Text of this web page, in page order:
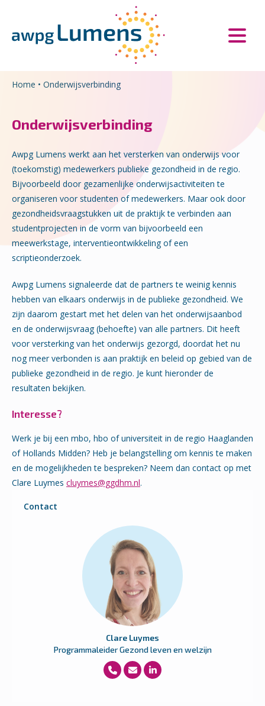
Home • Onderwijsverbinding
Contact
Clare Luymes
Programmaleider Gezond leven en welzijn
Onderwijsverbinding
Awpg Lumens werkt aan het versterken van onderwijs voor
(toekomstig) medewerkers publieke gezondheid in de regio.
Bijvoorbeeld door gezamenlijke onderwijsactiviteiten te
organiseren voor studenten of medewerkers. Maar ook door
gezondheidsvraagstukken uit de praktijk te verbinden aan
studentprojecten in de vorm van bijvoorbeeld een
meewerkstage, interventieontwikkeling of een
scriptieonderzoek.
Awpg Lumens signaleerde dat de partners te weinig kennis
hebben van elkaars onderwijs in de publieke gezondheid. We
zijn daarom gestart met het delen van het onderwijsaanbod
en de onderwijsvraag (behoefte) van alle partners. Dit heeft
voor versterking van het onderwijs gezorgd, doordat het nu
nog meer verbonden is aan praktijk en beleid op gebied van de
publieke gezondheid in de regio. Je kunt hieronder de
resultaten bekijken.
Interesse?
Werk je bij een mbo, hbo of universiteit in de regio Haaglanden
of Hollands Midden? Heb je belangstelling om kennis te maken
en de mogelijkheden te bespreken? Neem dan contact op met
Clare Luymes cluymes@ggdhm.nl.